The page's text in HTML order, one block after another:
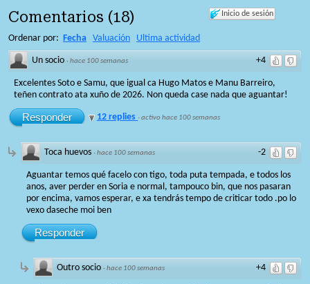
Inicio de sesión
Comentarios (18)
Ordenar por: Fecha Valuación Ultima actividad
+4
Un socio ·hace 100 semanas
Excelentes Soto e Samu, que igual ca Hugo Matos e Manu Barreiro,
teñen contrato ata xuño de 2026. Non queda case nada que aguantar!
Responder 12 replies ·activo hace 100 semanas
-2
Toca huevos ·hace 100 semanas
Aguantar temos qué facelo con tigo, toda puta tempada, e todos los
anos, aver perder en Soria e normal, tampouco bin, que nos pasaran
por encima, vamos esperar, e xa tendrás tempo de criticar todo .po lo
vexo daseche moi ben
Responder
+4
Outro socio ·hace 100 semanas